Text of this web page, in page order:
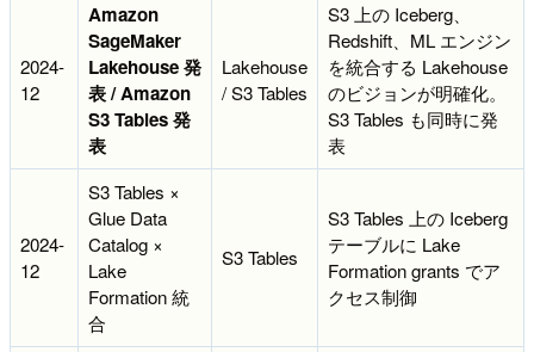
2024-
12
Amazon
SageMaker
Lakehouse 発
表 / Amazon
S3 Tables 発
表
Lakehouse
/ S3 Tables
S3 上の Iceberg、
Redshift、ML エンジン
を統合する Lakehouse
のビジョンが明確化。
S3 Tables も同時に発
表
2024-
12
S3 Tables ×
Glue Data
Catalog ×
Lake
Formation 統
合
S3 Tables
S3 Tables 上の Iceberg
テーブルに Lake
Formation grants でア
クセス制御